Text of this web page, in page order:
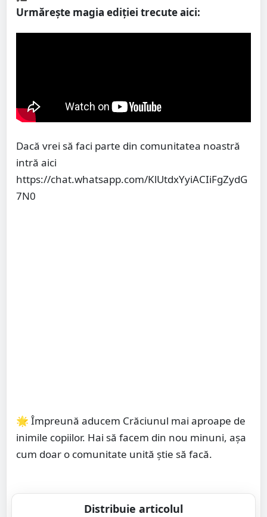
Urmărește magia ediției trecute aici:
Dacă vrei să faci parte din comunitatea noastră
intră aici
https://chat.whatsapp.com/KlUtdxYyiACIiFgZydG
7N0
🌟 Împreună aducem Crăciunul mai aproape de
inimile copiilor. Hai să facem din nou minuni, așa
cum doar o comunitate unită știe să facă.
Distribuie articolul